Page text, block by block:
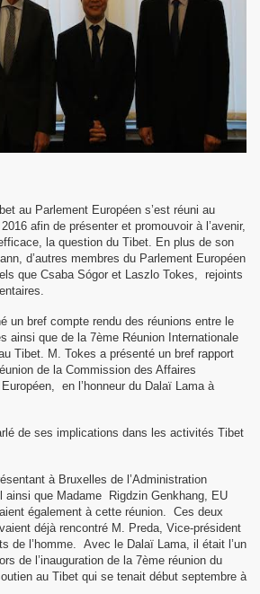
au Parlement Européen s’est réuni au
afin de présenter et promouvoir à l’avenir,
la question du Tibet. En plus de son
d’autres membres du Parlement Européen
que Csaba Sógor et Laszlo Tokes, rejoints
un bref compte rendu des réunions entre le
ainsi que de la 7ème Réunion Internationale
Tibet. M. Tokes a présenté un bref rapport
de la Commission des Affaires
en l’honneur du Dalaï Lama à
de ses implications dans les activités Tibet
à Bruxelles de l’Administration
ainsi que Madame Rigdzin Genkhang, EU
également à cette réunion. Ces deux
déjà rencontré M. Preda, Vice-président
de l’homme. Avec le Dalaï Lama, il était l’un
de l’inauguration de la 7ème réunion du
au Tibet qui se tenait début septembre à